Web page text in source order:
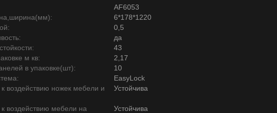
AF6053
6*178*1220
0,5
да
43
м кв:
2,17
в упаковке(шт):
10
EasyLock
к воздействию ножек мебели и
Устойчива
к воздействию мебели на
Устойчива